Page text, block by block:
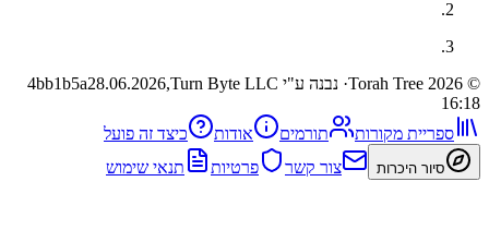
· נבנה ע"י Turn Byte LLC 4bb1b5a28.06.2026,
מקורות תורמים אודות כיצד זה פועל
היכרות צור קשר פרטיות תנאי שימוש